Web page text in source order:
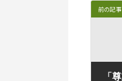
前の記事